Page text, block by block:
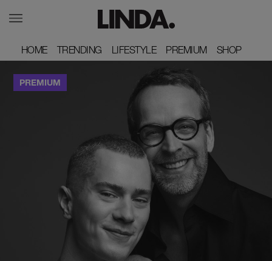
HOME
HOME TRENDING
TRENDING LIFESTYLE
LIFESTYLE PREMIUM
PREMIUM SHOP
SHOP